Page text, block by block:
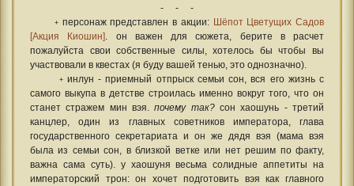
- - -
+ персонаж представлен в акции: Шёпот Цветущих Садов
[Акция Киошин] . он важен для сюжета, берите в расчет
пожалуйста свои собственные силы, хотелось бы чтобы вы
участвовали в квестах (я буду вашей тенью, это однозначно).
+инлун - приемный отпрыск семьи сон, вся его жизнь с
самого выкупа в детстве строилась именно вокруг того, что он
станет стражем мин вэя.почему так?сон хаошунь - третий
канцлер, один из главных советников императора, глава
государственного секретариата и он же дядя вэя (мама вэя
была из семьи сон, в близкой ветке или нет решим по факту,
важна сама суть). у хаошуня весьма солидные аппетиты на
императорский трон: он хочет подготовить вэя как главного